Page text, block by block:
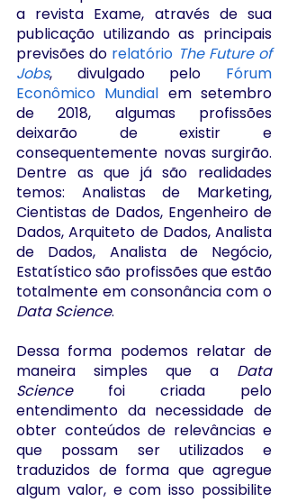
a revista Exame, através de sua
publicação utilizando as principais
previsões do relatório The Future of
Jobs, divulgado pelo Fórum
Econômico Mundial em setembro
de 2018, algumas profissões
deixarão de existir e
consequentemente novas surgirão.
Dentre as que já são realidades
temos: Analistas de Marketing,
Cientistas de Dados, Engenheiro de
Dados, Arquiteto de Dados, Analista
de Dados, Analista de Negócio,
Estatístico são profissões que estão
Data Science.
Dessa forma podemos relatar de
maneira simples que a Data
Science foi criada pelo
entendimento da necessidade de
obter conteúdos de relevâncias e
que possam ser utilizados e
traduzidos de forma que agregue
algum valor, e com isso possibilite